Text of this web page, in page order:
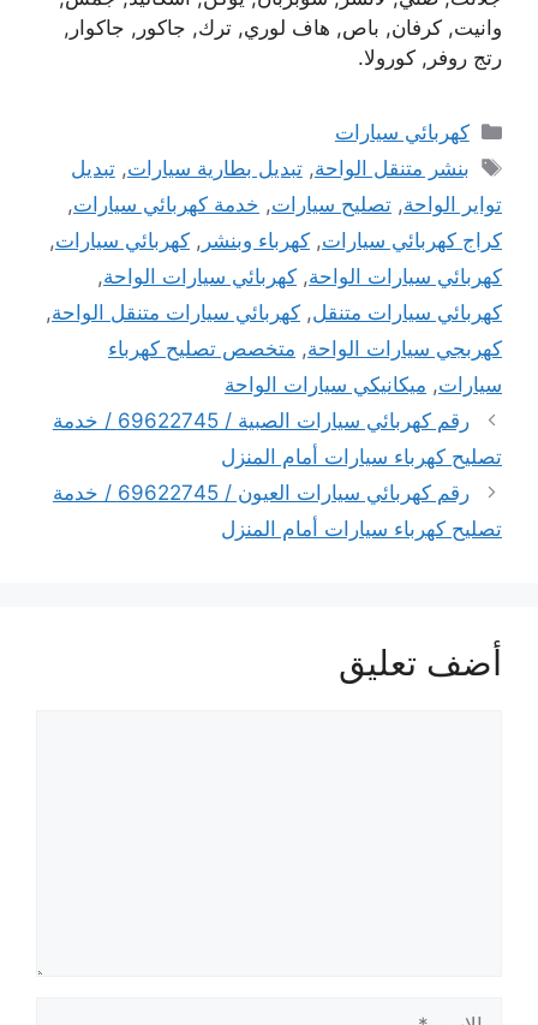
وانيت, كرفان, باص, هاف لوري, ترك, جاكور, جاكوار,
رتج روفر, كورولا.
التصنيفات
كهربائي سيارات
الوسوم
بنشر متنقل الواحة,تبديل بطارية سيارات,تبديل
تواير الواحة, تصليح سيارات, خدمة كهربائي سيارات,
كراج كهربائي سيارات, كهرباء وبنشر , كهربائي سيارات,
كهربائي سيارات الواحة, كهربائي سيارات الواحة,
كهربائي سيارات متنقل, كهربائي سيارات متنقل الواحة,
كهربجي سيارات الواحة, متخصص تصليح كهرباء
سيارات, ميكانيكي سيارات الواحة
رقم كهربائي سيارات الصبية / 69622745 / خدمة
تصليح كهرباء سيارات أمام المنزل
رقم كهربائي سيارات العيون / 69622745 / خدمة
تصليح كهرباء سيارات أمام المنزل
أضف تعليق
الاسم